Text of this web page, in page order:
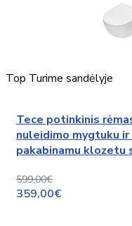
Top Turime sandėlyje
Tece potinkinis rėmas su
nuleidimo mygtuku ir Deante Peonia rimless
pakabinamu klozetu
599,00€
359,00€